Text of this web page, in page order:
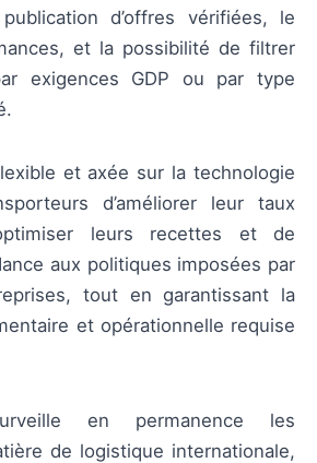
d’offres vérifiées, le
et la possibilité de filtrer
exigences GDP ou par type
et axée sur la technologie
d’améliorer leur taux
leurs recettes et de
aux politiques imposées par
tout en garantissant la
et opérationnelle requise
en permanence les
de logistique internationale,